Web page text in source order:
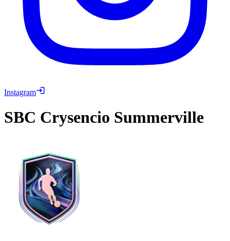
Instagram
SBC Crysencio Summerville